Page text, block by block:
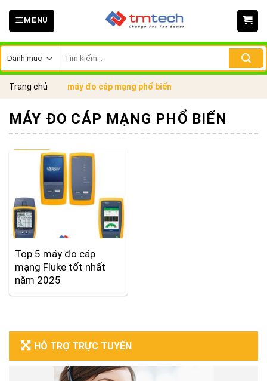
Skip
MENU
kiếm:
Trang chủ máy đo cáp mạng phổ biến
HỖ TRỢ TRỰC TUYẾN
MÁY ĐO CÁP MẠNG PHỔ BIẾN
Top 5 máy đo cáp
mạng Fluke tốt nhất
năm 2025